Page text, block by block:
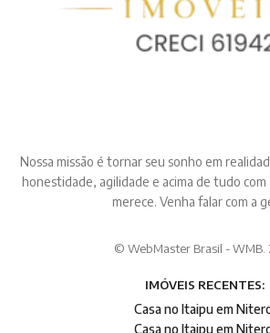
Nossa missão é tornar seu sonho em
honestidade, agilidade e acima de tudo
merece. Venha falar com a
© WebMaster Brasil - WMB.
IMÓVEIS RECENTES:
Casa no Itaipu em
Casa no Itaipu em